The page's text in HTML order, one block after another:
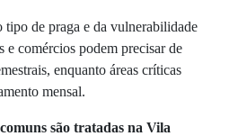
tipo de praga e da vulnerabilidade
e comércios podem precisar de
enquanto áreas críticas
mensal.
são tratadas na Vila